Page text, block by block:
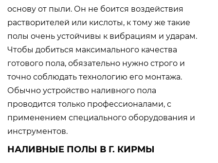
основу от пыли. Он не боится воздействия
растворителей или кислоты, к тому же такие
полы очень устойчивы к вибрациям и ударам.
Чтобы добиться максимального качества
готового пола, обязательно нужно строго и
точно соблюдать технологию его монтажа.
Обычно устройство наливного пола
проводится только профессионалами, с
применением специального оборудования и
инструментов.
НАЛИВНЫЕ ПОЛЫ В Г. КИРМЫ